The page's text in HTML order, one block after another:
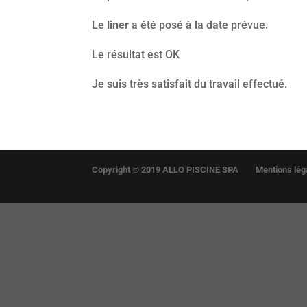
Le liner a été posé à la date prévue.
Le résultat est OK
Je suis très satisfait du travail effectué.
Copyright © 2019 ALLO PISCINE SPA Mentions